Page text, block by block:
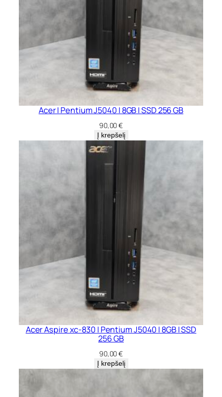
Acer | Pentium J5040 | 8GB | SSD 256 GB
90,00€
Į krepšelį
Acer Aspire xc-830 | Pentium J5040 | 8GB | SSD
256 GB
90,00€
Į krepšelį